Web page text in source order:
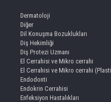
Dermatoloji
Diğer
Dil Konuşma Bozuklukları
Diş Hekimliği
Diş Protezi Uzmanı
El Cerrahisi ve Mikro cerrahi
El Cerrahisi ve Mikro cerrahi
Endodonti
Endokrin Cerrahisi
Enfeksiyon Hastalıkları